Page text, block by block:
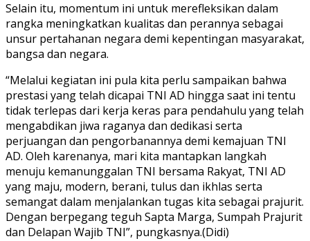
Selain itu, momentum ini untuk merefleksikan dalam
rangka meningkatkan kualitas dan perannya sebagai
unsur pertahanan negara demi kepentingan masyarakat,
bangsa dan negara.
“Melalui kegiatan ini pula kita perlu sampaikan bahwa
prestasi yang telah dicapai TNI AD hingga saat ini tentu
tidak terlepas dari kerja keras para pendahulu yang telah
mengabdikan jiwa raganya dan dedikasi serta
perjuangan dan pengorbanannya demi kemajuan TNI
AD. Oleh karenanya, mari kita mantapkan langkah
menuju kemanunggalan TNI bersama Rakyat, TNI AD
yang maju, modern, berani, tulus dan ikhlas serta
semangat dalam menjalankan tugas kita sebagai prajurit.
Dengan berpegang teguh Sapta Marga, Sumpah Prajurit
dan Delapan Wajib TNI”, pungkasnya.(Didi)